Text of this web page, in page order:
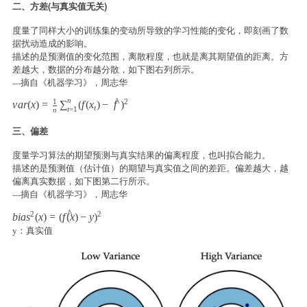
二、方差(与真实值无关)
度量了同样大小的训练集的变动所导致的学习性能的变化，即刻画了数
据扰动造成的影响。
描述的是预测值的变化范围，离散程度，也就是离其期望值的距离。方
差越大，数据的分布越分散，如下图右列所示。
---摘自《机器学习》，周志华
var(x) = \frac{1}{n} \sum_{t=1}^{n}(f(x_{t})-\hat{f})^2
var(x) = n
1 ∑t=1
n (f(xt) − f^)2
三、偏差
度量学习算法的期望预测与真实结果的偏离程度，也叫拟合能力。
描述的是预测值（估计值）的期望与真实值之间的差距。偏差越大，越
偏离真实数据，如下图第二行所示。
---摘自《机器学习》，周志华
bias^2(x) = (\hat{f(x)}-y)^2
bias2(x) = (f(x)
^ − y)2
y：真实值